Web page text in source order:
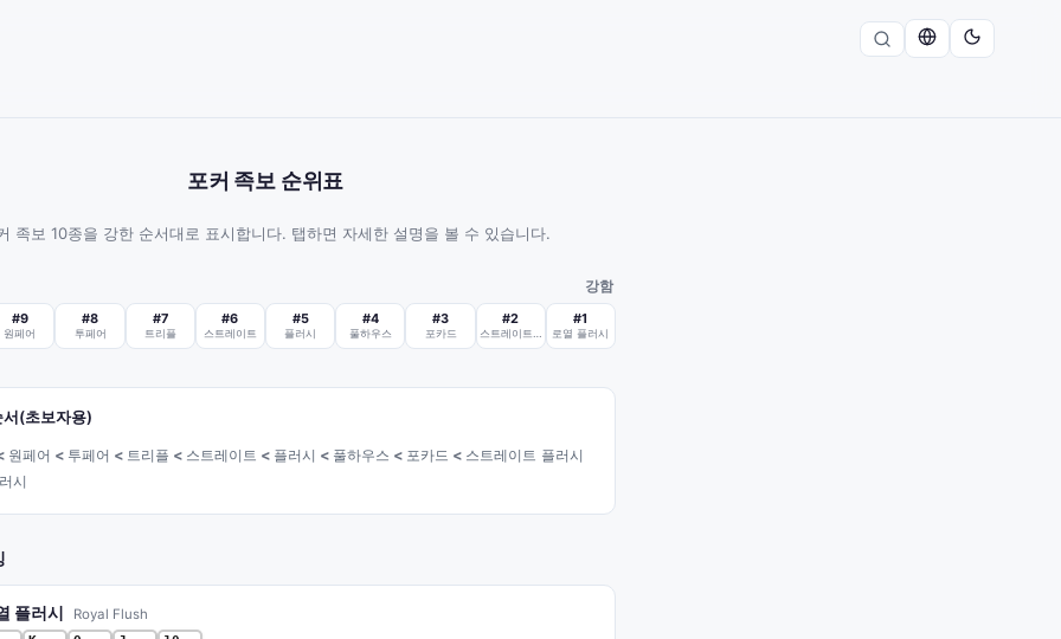
포커 족보 순위표
족보 10종을 강한 순서대로 표시합니다. 탭하면 자세한 설명을 볼 수 있습니다.
강함
#9
원페어
#8
투페어
#7
트리플
#6
스트레이트
#5
플러시
#4
풀하우스
#3
포카드
#2 #1
로열 플러시
서(초보자용)
원페어 < 투페어 < 트리플 < 스트레이트 < 플러시 < 풀하우스 < 포카드 < 스트레이트 플러시
시
플러시 Royal Flush